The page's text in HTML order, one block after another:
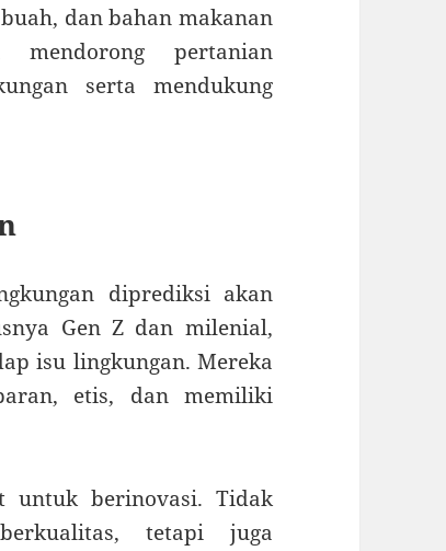
dan bahan makanan
pertanian
serta mendukung
diprediksi akan
Gen Z dan milenial,
isu lingkungan. Mereka
etis, dan memiliki
untuk berinovasi. Tidak
tetapi juga